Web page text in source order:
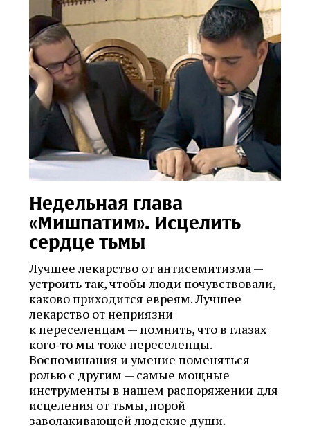
Недельная глава
«Мишпатим». Исцелить
сердце тьмы
Лучшее лекарство от антисемитизма —
устроить так, чтобы люди почувствовали,
каково приходится евреям. Лучшее
лекарство от неприязни
к переселенцам — помнить, что в глазах
кого‑то мы тоже переселенцы.
Воспоминания и умение поменяться
ролью с другим — самые мощные
инструменты в нашем распоряжении для
исцеления от тьмы, порой
заволакивающей людские души.